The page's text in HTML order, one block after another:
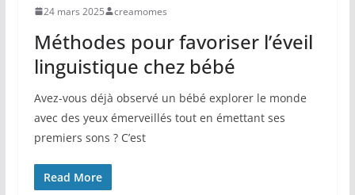
24 mars 2025 creamomes
Méthodes pour favoriser l’éveil
linguistique chez bébé
Avez-vous déjà observé un bébé explorer le monde
avec des yeux émerveillés tout en émettant ses
premiers sons ? C’est
Read More